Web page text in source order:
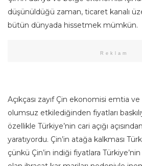
düşünüldüğü zaman, ticaret kanalı
bütün dünyada hissetmek mümkün.
Reklam
Açıkçası zayıf Çin ekonomisi emtia
olumsuz etkilediğinden fiyatları
özellikle Türkiye’nin cari açığı
yaratıyordu. Çin’in atağa kalkması
çünkü Çin’in indiği fiyatlara